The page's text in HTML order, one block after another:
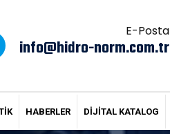
E-Posta
info@hidro-norm.com.tr
HABERLER DİJİTAL KATALOG